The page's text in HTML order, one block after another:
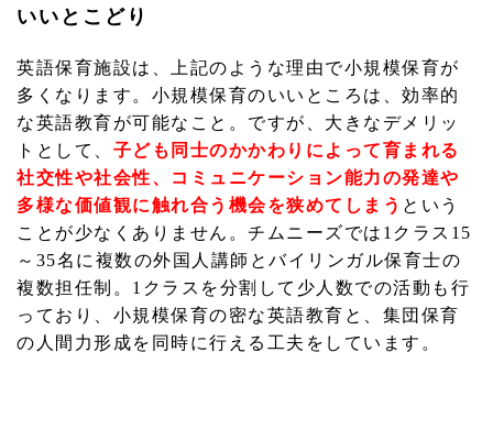
いいとこどり
英語保育施設は、上記のような理由で小規模保育が
多くなります。小規模保育のいいところは、効率的
な英語教育が可能なこと。ですが、大きなデメリッ
トとして、 子ども同士のかかわりによって育まれる
社交性や社会性、コミュニケーション能力の発達や
多様な価値観に触れ合う機会を狭めてしまう という
ことが少なくありません。チムニーズでは1クラス15
～35名に複数の外国人講師とバイリンガル保育士の
複数担任制。1クラスを分割して少人数での活動も行
っており、小規模保育の密な英語教育と、集団保育
の人間力形成を同時に行える工夫をしています。